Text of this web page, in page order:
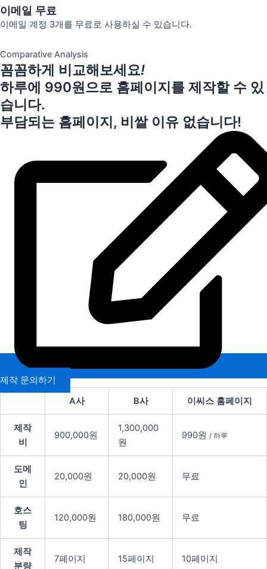
이메일 무료
이메일 계정 3개를 무료로 사용하실 수 있습니다.
Comparative Analysis
꼼꼼하게 비교해보세요!
하루에 990원으로 홈페이지를 제작할 수 있
습니다.
부담되는 홈페이지, 비쌀 이유 없습니다!
제작 문의하기
A사
B사 이씨스 홈페이지
제작
비
900,000원
1,300,000
원
990원 / 하루
도메
인
20,000원 20,000원 무료
호스
팅
120,000원 180,000원 무료
제작
분량
7페이지 15페이지 10페이지